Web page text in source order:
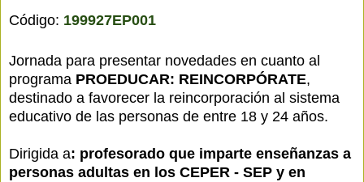
Código: 199927EP001
Jornada para presentar novedades en cuanto al
programa PROEDUCAR: REINCORPÓRATE,
destinado a favorecer la reincorporación al sistema
educativo de las personas de entre 18 y 24 años.
Dirigida a: profesorado que imparte enseñanzas a
personas adultas en los CEPER - SEP y en